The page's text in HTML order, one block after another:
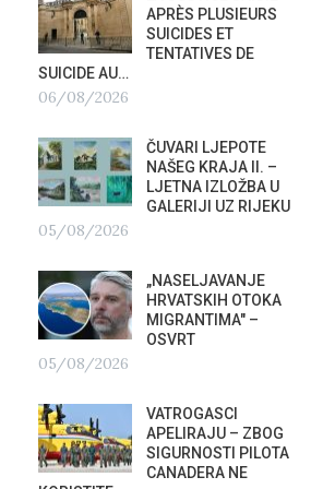
APRÈS PLUSIEURS
SUICIDES ET
TENTATIVES DE
SUICIDE AU…
06/08/2026
ČUVARI LJEPOTE
NAŠEG KRAJA II. –
LJETNA IZLOŽBA U
GALERIJI UZ RIJEKU
05/08/2026
„NASELJAVANJE
HRVATSKIH OTOKA
MIGRANTIMA″ –
OSVRT
05/08/2026
VATROGASCI
APELIRAJU – ZBOG
SIGURNOSTI PILOTA
CANADERA NE